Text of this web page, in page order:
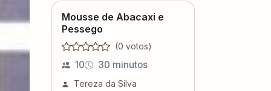
Mousse de Abacaxi e
Pessego
(0 votos)
10 30 minutos
Tereza da Silva